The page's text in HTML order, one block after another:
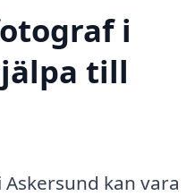
i
till
kan vara